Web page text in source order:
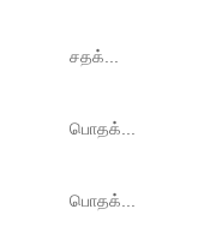
சதக்...
பொதக்...
பொதக்...